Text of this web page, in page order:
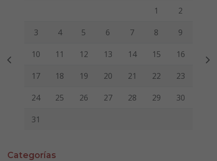
Viernes Sábado
1 2
3 4 5 6 7 8 9
10 11 12 13 14 15 16
17 18 19 20 21 22 23
24 25 26 27 28 29 30
31
Categorías